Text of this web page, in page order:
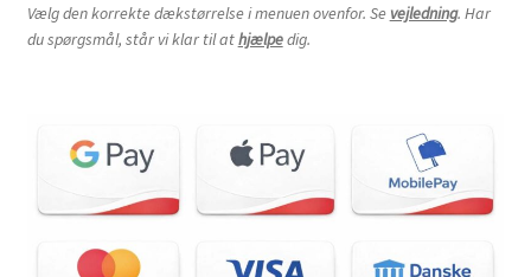
Vælg den korrekte dækstørrelse i menuen ovenfor. Se vejledning. Har
du spørgsmål, står vi klar til athjælpedig.